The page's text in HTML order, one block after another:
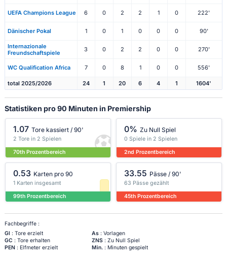
UEFA Champions League 6 0 2 2 1 0 222'
Dänischer Pokal 1 0 1 0 0 0 90'
Internazionale
Freundschaftspiele
3 0 2 2 0 0 270'
WC Qualification Africa 7 0 8 1 0 0 556'
total 2025/2026 24 1 20 6 4 1 1604'
Statistiken pro 90 Minuten in Premiership
1.07 Tore kassiert / 90'
2 Tore in 2 Spielen
70th Prozentbereich
0% Zu Null Spiel
0 Spiele in 2 Spielen
2nd Prozentbereich
0.53 Karten pro 90
1 Karten insgesamt
99th Prozentbereich
33.55 Pässe / 90'
63 Pässe gezählt
45th Prozentbereich
Fachbegriffe :
Gl : Tore erzielt As: Vorlagen
GC : Tore erhalten ZNS: Zu Null Spiel
PEN: Elfmeter erzielt Min.: Minuten gespielt